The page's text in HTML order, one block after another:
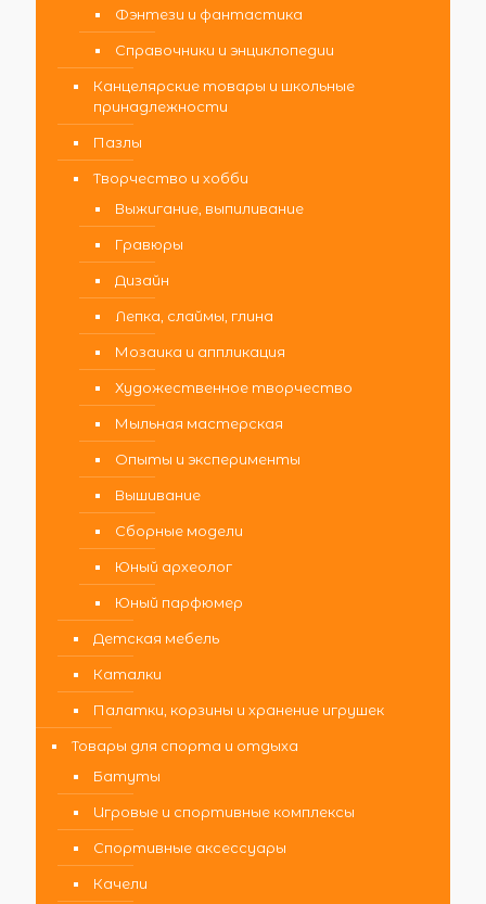
Фэнтези и фантастика
Справочники и энциклопедии
Канцелярские товары и школьные
принадлежности
Пазлы
Творчество и хобби
Выжигание, выпиливание
Гравюры
Дизайн
Лепка, слаймы, глина
Мозаика и аппликация
Художественное творчество
Мыльная мастерская
Опыты и эксперименты
Вышивание
Сборные модели
Юный археолог
Юный парфюмер
Детская мебель
Каталки
Палатки, корзины и хранение игрушек
Товары для спорта и отдыха
Батуты
Игровые и спортивные комплексы
Спортивные аксессуары
Качели